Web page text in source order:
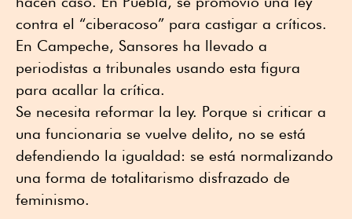
contra el “ciberacoso” para castigar a críticos.
En Campeche, Sansores ha llevado a
periodistas a tribunales usando esta figura
para acallar la crítica.
Se necesita reformar la ley. Porque si criticar a
una funcionaria se vuelve delito, no se está
defendiendo la igualdad: se está normalizando
una forma de totalitarismo disfrazado de
feminismo.